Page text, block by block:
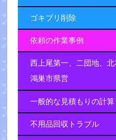
ゴキブリ削除
依頼の作業事例
西上尾第一、二団地、北
鴻巣市県営
一般的な見積もりの計算
不用品回収トラブル